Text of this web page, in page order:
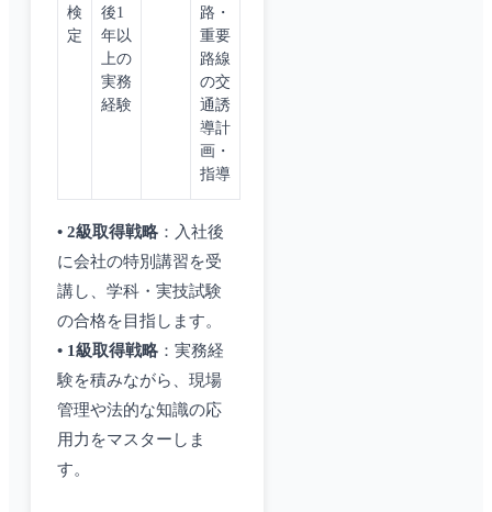
検
定
後1
年以
上の
実務
経験
路・
重要
路線
の交
通誘
導計
画・
指導
• 2級取得戦略 ：入社後
に会社の特別講習を受
講し、学科・実技試験
の合格を目指します。
• 1級取得戦略 ：実務経
験を積みながら、現場
管理や法的な知識の応
用力をマスターしま
す。